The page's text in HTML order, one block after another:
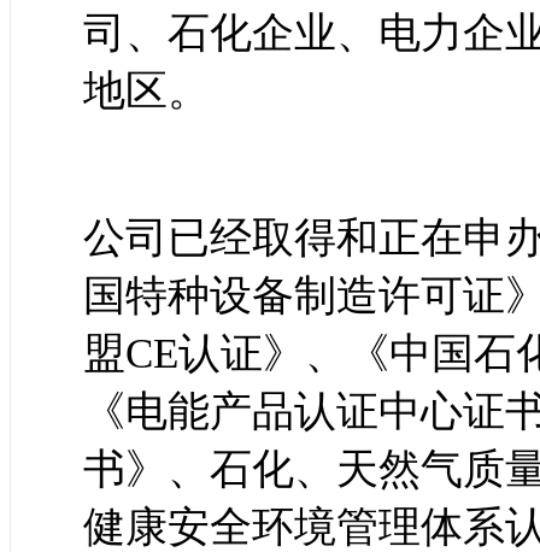
司、石化企业、电力企
地区。
公司已经取得和正在申
国特种设备制造许可证
盟CE认证》、《中国
《电能产品认证中心证
书》、石化、天然气质
健康安全环境管理体系